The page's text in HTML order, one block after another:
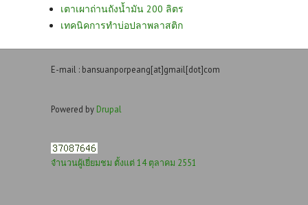
เตาเผาถ่านถังน้ำมัน 200 ลิตร
เทคนิคการทำบ่อปลาพลาสติก
E-mail : bansuanporpeang[at]gmail[dot]com
Powered by Drupal
จำนวนผู้เยี่ยมชม ตั้งแต่ 14 ตุลาคม 2551